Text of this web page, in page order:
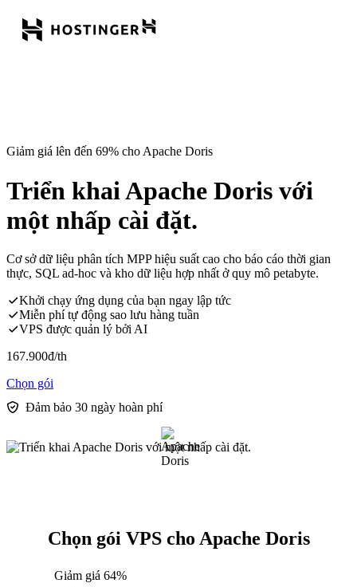
Giảm giá lên đến 69% cho Apache Doris
Triển khai Apache Doris với
một nhấp cài đặt.
Cơ sở dữ liệu phân tích MPP hiệu suất cao cho báo cáo thời gian
thực, SQL ad-hoc và kho dữ liệu hợp nhất ở quy mô petabyte.
Khởi chạy ứng dụng của bạn ngay lập tức
Miễn phí tự động sao lưu hàng tuần
VPS được quản lý bởi AI
167.900đ/th
Chọn gói
Đảm bảo 30 ngày hoàn phí
Chọn gói VPS cho Apache Doris
Giảm giá 64%